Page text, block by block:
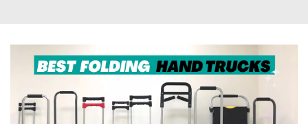
Transportu Materiałów Od
WOODEVER—Stworzone,
Aby Przetrwać